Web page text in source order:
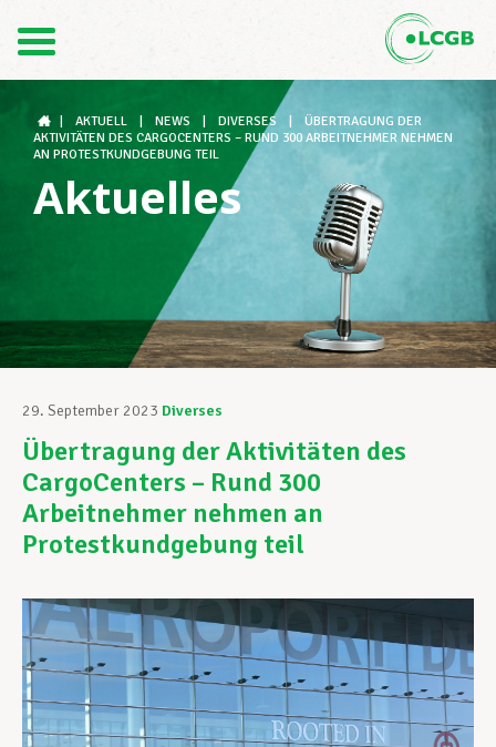
FR
Der LCGB
Gewerkschaftsstrukturen
Unterstützung im Arbeitsalltag
Ihre Rechte
Unterstützung im Privatleben
Berufliche Weiterentwicklung
Mitglied werden
AKTUELL NEWS DIVERSES
ÜBERTRAGUNG DER
AKTIVITÄTEN DES CARGOCENTERS – RUND 300 ARBEITNEHMER NEHMEN
AN PROTESTKUNDGEBUNG TEIL
Aktuelles
29. September 2023 Diverses
Übertragung der Aktivitäten des
CargoCenters – Rund 300
Arbeitnehmer nehmen an
Protestkundgebung teil